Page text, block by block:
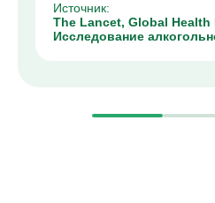
Источник:
The Lancet, Global
Исследование